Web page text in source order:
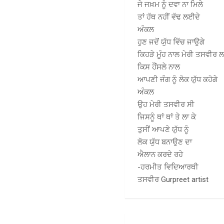
ਜੇ ਜਖ਼ਮ ਨੂੰ ਦਵਾ ਨਾ ਮਿਲੇ
ਤਾਂ ਹੱਥ ਨਹੀਂ ਵੱਢ ਲਈਦੇ
ਅੰਕਲ
ਹੁਣ ਜਦੋਂ ਯੁੱਧ ਵਿੱਚ ਜਾਉਗੇ
ਕਿਹੜੇ ਮੂੰਹ ਨਾਲ ਮੇਰੀ ਤਸਵੀਰ
ਕਿਸ ਹੌਂਸਲੇ ਨਾਲ
ਆਪਣੀ ਜੰਗ ਨੂੰ ਲੋਕ ਯੁੱਧ ਕਹੋਗੇ
ਅੰਕਲ
ਉਹ ਮੇਰੀ ਤਸਵੀਰ ਸੀ
ਜਿਸਨੂੰ ਥਾਂ ਥਾਂ ਤੇ ਲਾ ਕੇ
ਤੁਸੀਂ ਆਪਣੇ ਯੁੱਧ ਨੂੰ
ਲੋਕ ਯੁੱਧ ਬਨਾਉਣ ਦਾ
ਐਲਾਨ ਕਰਦੇ ਰਹੇ
-ਹਰਮੀਤ ਵਿਦਿਆਰਥੀ
ਤਸਵੀਰ Gurpreet artist